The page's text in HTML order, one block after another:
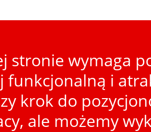
stronie wymaga
i
krok do
ale możemy